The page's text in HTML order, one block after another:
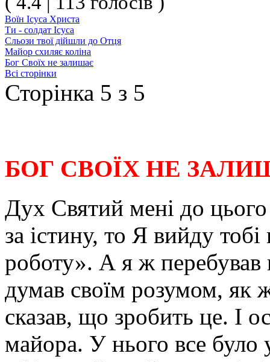
Воїн Ісуса Христа
Ти - солдат Ісуса
Сльози твої дійшли до Отця
Майор схиляє коліна
Бог Своїх не залишає
Всі сторінки
Сторінка 5 з 5
БОГ СВОЇХ НЕ
Дух Святий мені до
за істину, то Я вийду
роботу». А я ж перебував
думав своїм розумом, як
сказав, що зробить це. І
майора. У нього все було